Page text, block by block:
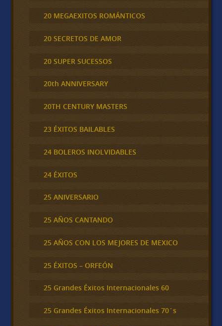
20 MEGAEXITOS ROMÁNTICOS
20 SECRETOS DE AMOR
20 SUPER SUCESSOS
20th ANNIVERSARY
20TH CENTURY MASTERS
23 ÉXITOS BAILABLES
24 BOLEROS INOLVIDABLES
24 ÉXITOS
25 ANIVERSARIO
25 AÑOS CANTANDO
25 AÑOS CON LOS MEJORES DE MEXICO
25 ÉXITOS – ORFEÓN
25 Grandes Éxitos Internacionales 60
25 Grandes Éxitos Internacionales 70´s